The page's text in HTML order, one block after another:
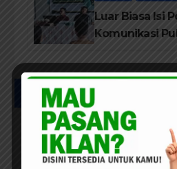
Luar Biasa Isi
Komunikasi
UCAPAN IKLAN HUT RIAU